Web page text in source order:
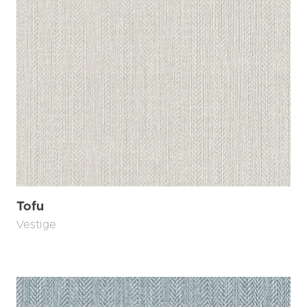
Tofu
Vestige